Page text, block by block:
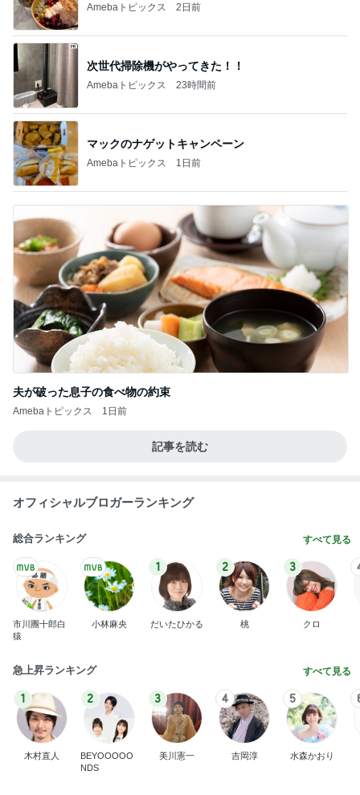
Amebaトピックス 2日前
次世代掃除機がやってきた！！
Amebaトピックス 23時間前
マックのナゲットキャンペーン
Amebaトピックス 1日前
夫が破った息子の食べ物の約束
Amebaトピックス 1日前
記事を読む
オフィシャルブロガーランキング
総合ランキング すべて見る
市川團十郎白
猿
小林麻央
1
だいたひかる
2
桃
3
クロ
急上昇ランキング すべて見る
1
木村直人
2
BEYOOOOO
NDS
3
美川憲一
4
吉岡淳
5
水森かおり